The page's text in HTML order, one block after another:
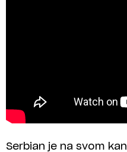
Serbian je na svom